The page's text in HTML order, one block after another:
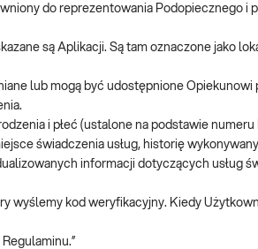
do reprezentowania Podopiecznego i
są Aplikacji. Są tam oznaczone jako
lub mogą być udostępnione
i płeć (ustalone na podstawie
świadczenia usług, historię
informacji dotyczących usług
wyślemy kod weryfikacyjny. Kiedy